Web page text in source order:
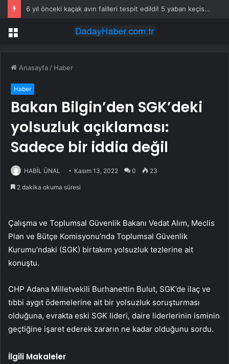
6 yıl önceki kaçak avın failleri tespit edildi! 5 yaban keçisi için ceza uygulandı
Menü
Anasayfa / Haber
Haber
Bakan Bilgin’den SGK’deki
yolsuzluk açıklaması:
Sadece bir iddia değil
HABİL ÜNAL Kasım 13, 2022 0 23
2 dakika okuma süresi
Çalışma ve Toplumsal Güvenlik Bakanı Vedat Alım, Meclis
Plan ve Bütçe Komisyonu’nda Toplumsal Güvenlik
Kurumu’ndaki (SGK) birtakım yolsuzluk tezlerine ait
konuştu.
CHP Adana Milletvekili Burhanettin Bulut, SGK’de ilaç ve
tıbbi aygıt ödemelerine ait bir yolsuzluk soruşturması
olduğuna, evrakta eski SGK lideri, daire liderlerinin isminin
geçtiğine işaret ederek zararın ne kadar olduğunu sordu.
İlgili Makaleler